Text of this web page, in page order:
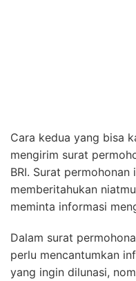
Cara kedua yang bisa
mengirim surat
BRI. Surat
memberitahukan
meminta informasi
Dalam surat
perlu mencantumkan
yang ingin dilunasi,